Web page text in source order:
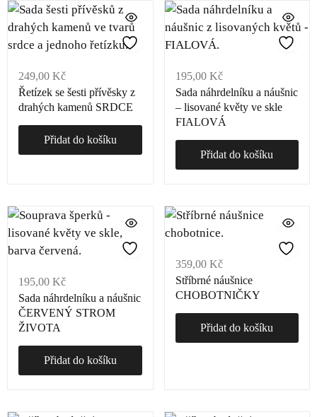
249,00 Kč
Řetízek se šesti přívěsky z
drahých kamenů SRDCE
Přidat do košíku
195,00 Kč
Sada náhrdelníku a náušnic
– lisované květy ve skle
FIALOVÁ
Přidat do košíku
195,00 Kč
Sada náhrdelníku a náušnic
ČERVENÝ STROM
ŽIVOTA
Přidat do košíku
359,00 Kč
Stříbrné náušnice
CHOBOTNIČKY
Přidat do košíku